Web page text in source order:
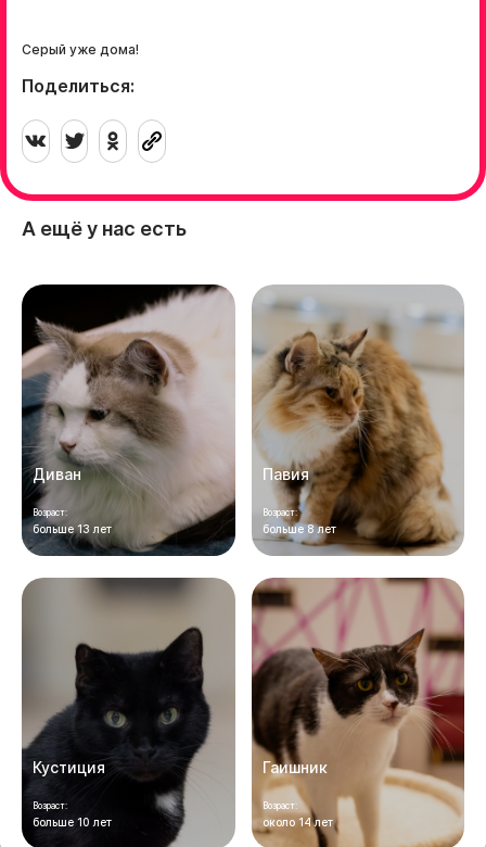
Серый уже дома!
Поделиться:
А ещё у нас есть
Диван
Возраст:
больше 13 лет
Павия
Возраст:
больше 8 лет
Кустиция
Возраст:
больше 10 лет
Гаишник
Возраст:
около 14 лет